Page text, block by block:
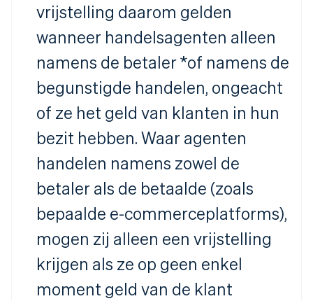
vrijstelling daarom gelden
wanneer handelsagenten alleen
namens de betaler *of namens de
begunstigde handelen, ongeacht
of ze het geld van klanten in hun
bezit hebben. Waar agenten
handelen namens zowel de
betaler als de betaalde (zoals
bepaalde e-commerceplatforms),
mogen zij alleen een vrijstelling
krijgen als ze op geen enkel
moment geld van de klant